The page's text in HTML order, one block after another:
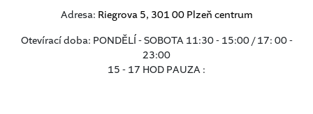
Adresa: Riegrova 5, 301 00 Plzeň centrum
Otevírací doba: PONDĚLÍ - SOBOTA 11:30 - 15:00 / 17: 00 -
23:00
15 - 17 HOD PAUZA :